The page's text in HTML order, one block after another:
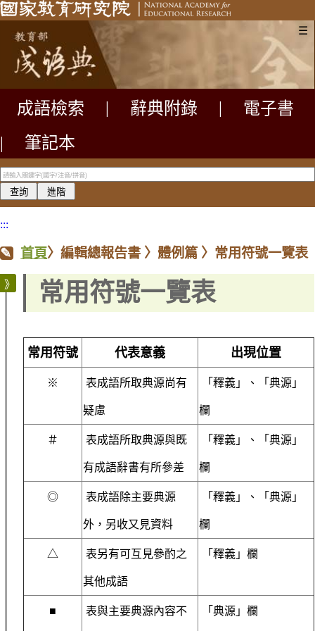
☰
成語檢索 辭典附錄
電子書
|
筆記本
:::
首頁〉編輯總報告書 〉 體例篇 〉 常用符號一覽表
常用符號一覽表
常用符號 代表意義 出現位置
※ 表成語所取典源尚有
疑慮
「釋義」、「典源」
欄
＃ 表成語所取典源與既
有成語辭書有所參差
「釋義」、「典源」
欄
◎ 表成語除主要典源
外，另收又見資料
「釋義」、「典源」
欄
△ 表另有可互見參酌之
其他成語
「釋義」欄
■ 表與主要典源內容不 「典源」欄